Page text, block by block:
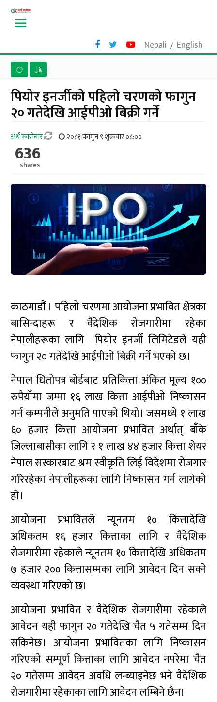
Nepali / English
पियोर इनर्जीको पहिलो चरणको फागुन
२० गतेदेखि आईपीओ बिक्री गर्ने
अर्थ काराेबार २०८१ फागुन ९ शुक्रवार ०८:००
636
shares
काठमाडौं । पहिलो चरणमा आयोजना प्रभावित क्षेत्रका
बासिन्दाहरू र वैदेशिक रोजगारीमा रहेका
नेपालीहरूका लागि पियोर इनर्जी लिमिटेडले यही
फागुन २० गतेदेखि आईपीओ बिक्री गर्ने भएको छ।
नेपाल धितोपत्र बोर्डबाट प्रतिकित्ता अंकित मूल्य १००
रुपैयाँमा जम्मा १६ लाख कित्ता आईपीओ निष्कासन
गर्न कम्पनीले अनुमति पाएको थियो। जसमध्ये १ लाख
६० हजार कित्ता आयोजना प्रभावित अर्थात् बाँके
जिल्लाबासीका लागि र १ लाख ४४ हजार कित्ता शेयर
नेपाल सरकारबाट श्रम स्वीकृति लिई विदेशमा रोजगार
गरिरहेका नेपालीहरूका लागि निष्कासन गर्न लागेको
हो।
आयोजना प्रभावितले न्यूनतम १० कित्तादेखि
अधिकतम १६ हजार कित्ताका लागि र वैदेशिक
रोजगारीमा रहेकाले न्यूनतम १० कित्तादेखि अधिकतम
७ हजार २०० कित्तासम्मका लागि आवेदन दिन सक्ने
व्यवस्था गरिएको छ।
आयोजना प्रभावित र वैदेशिक रोजगारीमा रहेकाले
आवेदन यही फागुन २० गतेदेखि चैत ५ गतेसम्म दिन
सकिनेछ। आयोजना प्रभावितका लागि निष्कासन
गरिएको सम्पूर्ण कित्ताका लागि आवेदन नपरेमा चैत
२० गतेसम्म आवेदन अवधि लम्ब्याइनेछ भने वैदेशिक
रोजगारीमा रहेकाका लागि आवेदन लम्बिने छैन।